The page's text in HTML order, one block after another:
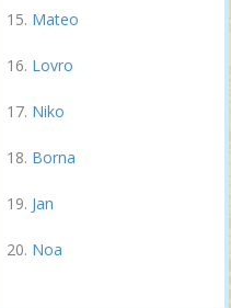
Mateo
Lovro
Niko
Borna
Jan
Noa